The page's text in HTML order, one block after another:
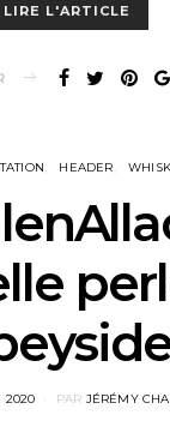
LIRE L'ARTICLE
HEADER
2020 PAR JÉRÉMY